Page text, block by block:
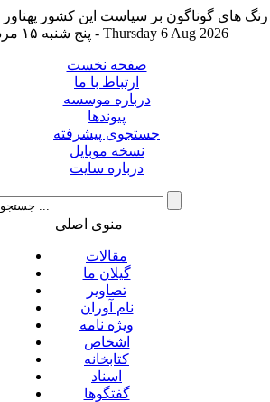
پنج شنبه ۱۵ مرداد ۱۴۰۵ - Thursday 6 Aug 2026
صفحه نخست
ارتباط با ما
درباره موسسه
پیوندها
جستجوی پیشرفته
نسخه موبایل
درباره سایت
منوی اصلی
مقالات
گیلان ما
تصاویر
نام آوران
ویژه نامه
اشخاص
کتابخانه
اسناد
گفتگوها